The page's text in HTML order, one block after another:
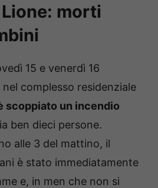
morti
15 e venerdì 16
complesso residenziale
scoppiato un incendio
ben dieci persone.
alle 3 del mattino, il
è stato immediatamente
e, in men che non si